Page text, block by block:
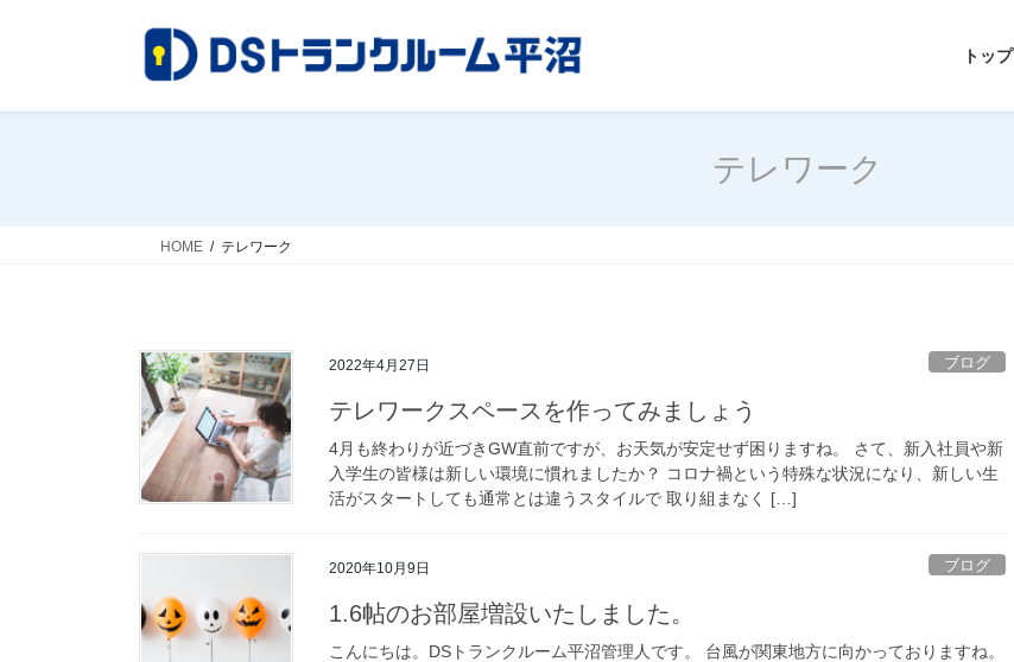
トップ
テレワーク
HOME テレワーク
2022年4月27日 ブログ
テレワークスペースを作ってみましょう
4月も終わりが近づきGW直前ですが、お天気が安定せず困りますね。 さて、新入社員や新
入学生の皆様は新しい環境に慣れましたか？ コロナ禍という特殊な状況になり、新しい生
活がスタートしても通常とは違うスタイルで 取り組まなく […]
2020年10月9日 ブログ
1.6帖のお部屋増設いたしました。
こんにちは。DSトランクルーム平沼管理人です。 台風が関東地方に向かっておりますね。